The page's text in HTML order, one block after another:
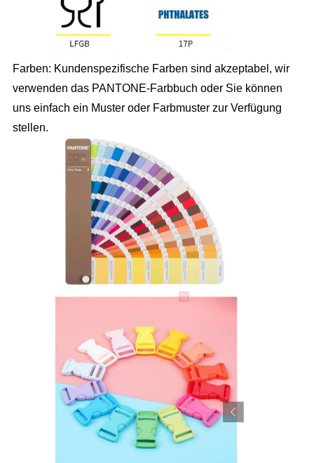
Farben: Kundenspezifische Farben sind akzeptabel, wir
verwenden das PANTONE-Farbbuch oder Sie können
uns einfach ein Muster oder Farbmuster zur Verfügung
stellen.